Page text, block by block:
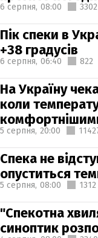
6 серпня, 08:00 3302
Пік спеки в
+38 градусів
6 серпня, 06:40 822
На Україну
коли
5 серпня, 20:00
Спека не
опуститься
5 серпня, 08:00 1312
"Спекотна
синоптик